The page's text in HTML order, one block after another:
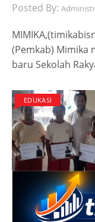
Posted By:
(Pemkab) Mimika
baru Sekolah
EDUKASI